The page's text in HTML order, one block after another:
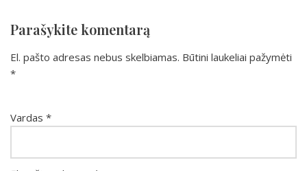
Parašykite komentarą
El. pašto adresas nebus skelbiamas. Būtini laukeliai pažymėti
*
Vardas *